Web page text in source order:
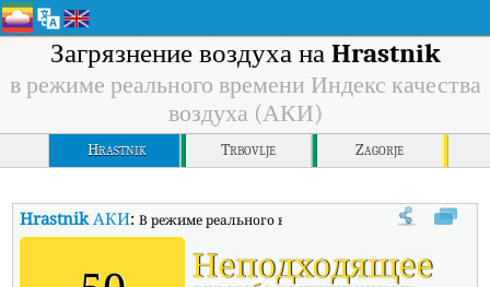
Загрязнение воздуха на Hrastnik
в режиме реального времени Индекс качества
воздуха (АКИ)
Hrastnik Trbovlje Zagorje
HrastnikАКИ:В режиме реального времени Индекс качества
Неподходящее